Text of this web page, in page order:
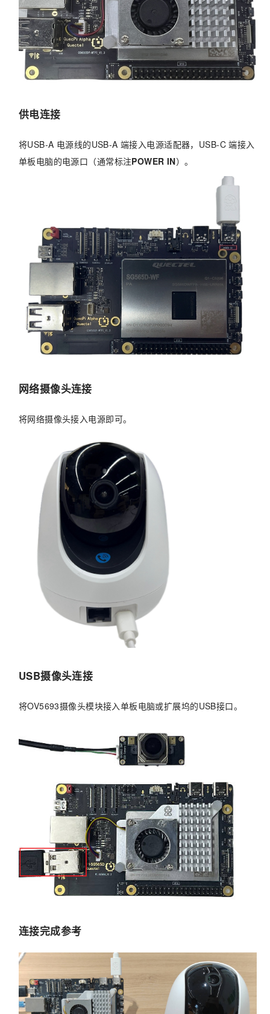
供电连接
将USB-A 电源线的USB-A 端接入电源适配器，USB-C 端接入
单板电脑的电源口（通常标注POWER IN）。
网络摄像头连接
将网络摄像头接入电源即可。
USB摄像头连接
将OV5693摄像头模块接入单板电脑或扩展坞的USB接口。
连接完成参考